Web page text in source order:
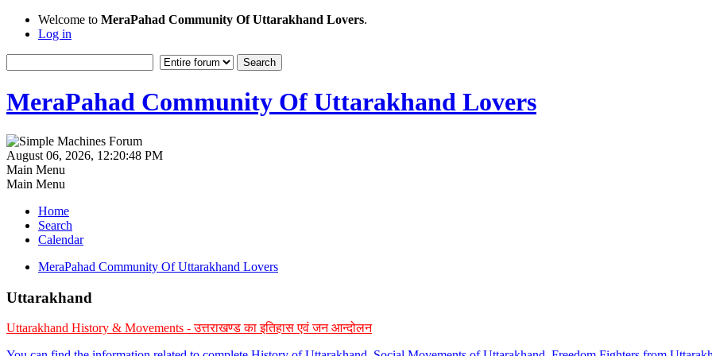
Welcome to MeraPahad Community Of Uttarakhand Lovers.
Log in
MeraPahad Community Of Uttarakhand Lovers
August 06, 2026, 12:20:48 PM
Main Menu
Main Menu
Home
Search
Calendar
MeraPahad Community Of Uttarakhand Lovers
Uttarakhand
Uttarakhand History & Movements - उत्तराखण्ड का इतिहास एवं जन आन्दोलन